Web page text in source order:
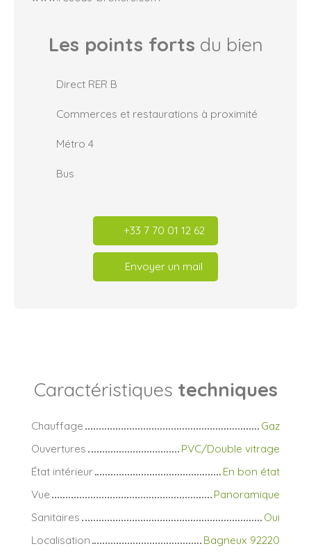
Les points forts du bien
Direct RER B
Commerces et restaurations à proximité
Métro 4
Bus
+33 7 70 01 12 62
Envoyer un mail
Caractéristiques techniques
Chauffage
Gaz
Ouvertures
PVC/Double vitrage
État intérieur
En bon état
Vue
Panoramique
Sanitaires
Oui
Localisation
Bagneux 92220